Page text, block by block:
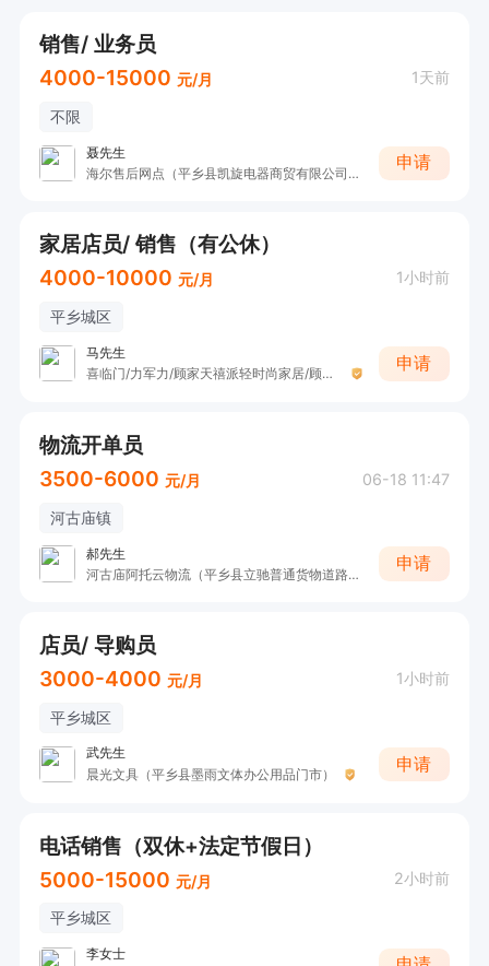
销售/ 业务员
4000-15000 元/月 1天前
不限
聂先生
海尔售后网点（平乡县凯旋电器商贸有限公司）
申请
家居店员/ 销售（有公休）
4000-10000 元/月 1小时前
平乡城区
马先生
喜临门/力军力/顾家天禧派轻时尚家居/顾临家具（平乡县品宅家具有限公司）
申请
物流开单员
3500-6000 元/月 06-18 11:47
河古庙镇
郝先生
河古庙阿托云物流（平乡县立驰普通货物道路运输部）
申请
店员/ 导购员
3000-4000 元/月 1小时前
平乡城区
武先生
晨光文具（平乡县墨雨文体办公用品门市）
申请
电话销售（双休+法定节假日）
5000-15000 元/月 2小时前
平乡城区
李女士